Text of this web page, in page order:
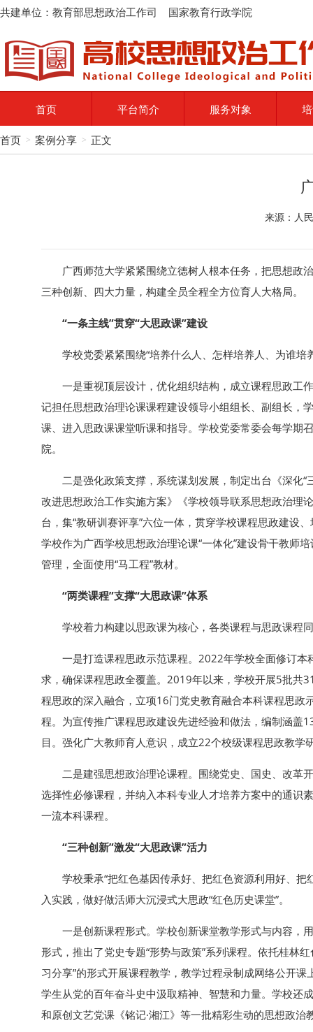
共建单位：教育部思想政治工作司 国家教育行政学院
首页 平台简介 服务对象
首页 > 案例分享 > 正文
来源：人
广西师范大学紧紧围绕立德树人根本任务，把思想政
三种创新、四大力量，构建全员全程全方位育人大格局。
“一条主线”贯穿“大思政课”建设
学校党委紧紧围绕“培养什么人、怎样培养人、为谁培
一是重视顶层设计，优化组织结构，成立课程思政工
记担任思想政治理论课课程建设领导小组组长、副组长，
课、进入思政课课堂听课和指导。学校党委常委会每学期
院。
二是强化政策支撑，系统谋划发展，制定出台《深化
改进思想政治工作实施方案》《学校领导联系思想政治理
台，集“教研训赛评享”六位一体，贯穿学校课程思政建设
学校作为广西学校思想政治理论课“一体化”建设骨干教师
管理，全面使用“马工程”教材。
“两类课程”支撑“大思政课”体系
学校着力构建以思政课为核心，各类课程与思政课程
一是打造课程思政示范课程。2022年学校全面修订
求，确保课程思政全覆盖。2019年以来，学校开展5批共
程思政的深入融合，立项16门党史教育融合本科课程思
程。为宣传推广课程思政建设先进经验和做法，编制涵盖
目。强化广大教师育人意识，成立22个校级课程思政教
二是建强思想政治理论课程。围绕党史、国史、改革
选择性必修课程，并纳入本科专业人才培养方案中的通识
一流本科课程。
“三种创新”激发“大思政课”活力
学校秉承“把红色基因传承好、把红色资源利用好、
入实践，做好做活师大沉浸式大思政“红色历史课堂”。
一是创新课程形式。学校创新课堂教学形式与内容，
形式，推出了党史专题“形势与政策”系列课程。依托桂林
习分享”的形式开展课程教学，教学过程录制成网络公开
学生从党的百年奋斗史中汲取精神、智慧和力量。学校还
和原创文艺党课《铭记·湘江》等一批精彩生动的思想政治